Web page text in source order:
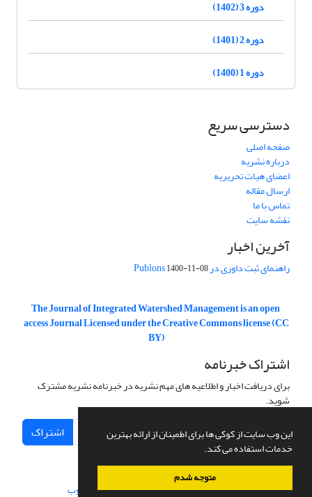
این وب سایت از کوکی ها برای اطمینان از ارائه بهترین
خدمات استفاده می کند.
متوجه شدم
دوره 3 (1402)
دوره 2 (1401)
دوره 1 (1400)
دسترسی سریع
صفحه اصلی
درباره نشریه
اعضای هیات تحریریه
ارسال مقاله
تماس با ما
نقشه سایت
آخرین اخبار
راهنمای ثبت داوری در Publons1400-11-08
The Journal of Integrated Watershed Management is an open
access Journal Licensed under the Creative Commons license (CC
BY)
اشتراک خبرنامه
برای دریافت اخبار و اطلاعیه های مهم نشریه در خبرنامه نشریه مشترک
شوید.
اشتراک
سامانه مدیریت نشریات علمی.طراحی و پیاده سازی از سیناوب